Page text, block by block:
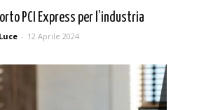
PCI Express per l’industria
- 12 Aprile 2024